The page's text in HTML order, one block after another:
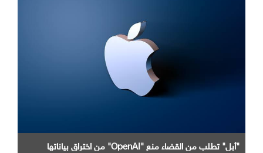
"أبل" تطلب من القضاء منع "OpenAI" من اختراق بياناتها